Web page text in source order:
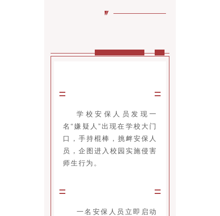
学校安保人员发现一
名“嫌疑人”出现在学校大门
口，手持棍棒，挑衅安保人
员，企图进入校园实施侵害
师生行为。
一名安保人员立即启动